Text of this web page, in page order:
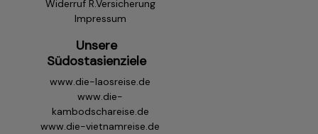
Widerruf R.Versicherung
Impressum
Unsere
Südostasienziele
www.die-laosreise.de
www.die-
kambodschareise.de
www.die-vietnamreise.de